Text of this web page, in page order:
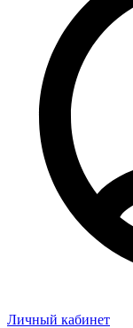
Личный кабинет